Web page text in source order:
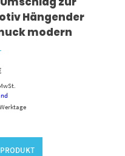
Hängender
modern